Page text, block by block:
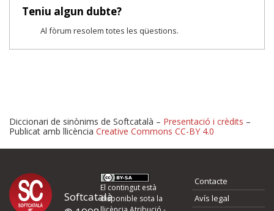
Teniu algun dubte?
Al fòrum resolem totes les qüestions.
Proposeu-nos millores o
d'errors
Diccionari de sinònims de Softcatalà – Presentació i crèdits –
Publicat amb llicència Creative Commons CC-BY 4.0
Softcatalà
El contingut està
disponible sota la
Contacte
Avís legal